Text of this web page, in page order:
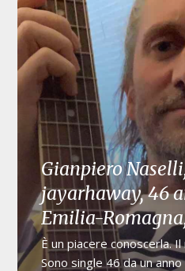
Gianpiero
jayarhaway, 46
Emilia-
È un piacere conoscerla.
Sono single 46 da un